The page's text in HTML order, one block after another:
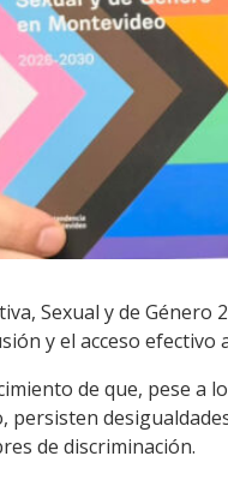
Sexual y de
y el acceso efectivo
de que, pese a
persisten
de discriminación.